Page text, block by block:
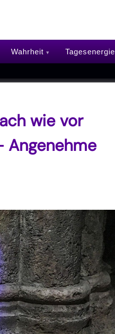
Wahrheit Tagesenergie
wie vor
Angenehme